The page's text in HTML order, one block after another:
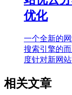
优化
一个全新的
搜索引擎的
度针对新网
相关文章